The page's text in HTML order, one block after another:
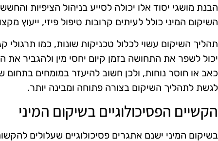
הבנת מושגי יסוד אלו יכולה לסייע בניהול הציפיות
השיקום המיני כולל לעיתים קרובות טיפול פיזי, ייעוץ
תהליך השיקום עשוי לכלול טכניקות שונות, כמו תרגולי
יכול לשפר את התחושה בזמן קיום יחסי מין ולהגביר
כאב או חוסר נוחות, ולכן חשוב להיעזר במומחים
לגשת לתהליך השיקום בצורה פתוחה ומבינה יותר.
הקשיים הפסיכולוגיים בשיקום המיני
בשיקום המיני ישנם אתגרים פסיכולוגיים שעלולים